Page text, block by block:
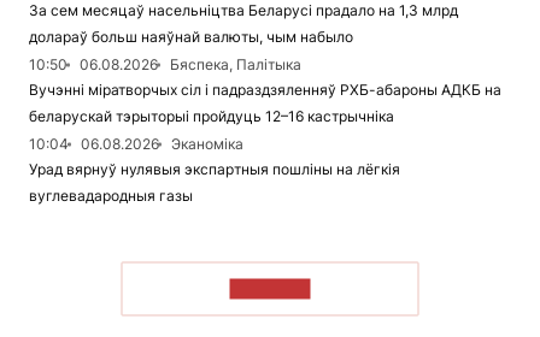
За сем месяцаў насельніцтва Беларусі прадало на 1,3 млрд
долараў больш наяўнай валюты, чым набыло
10:50
06.08.2026
Бяспека, Палітыка
Вучэнні міратворчых сіл і падраздзяленняў РХБ-абароны АДКБ на
беларускай тэрыторыі пройдуць 12–16 кастрычніка
10:04
06.08.2026
Эканоміка
Урад вярнуў нулявыя экспартныя пошліны на лёгкія
вуглевадародныя газы